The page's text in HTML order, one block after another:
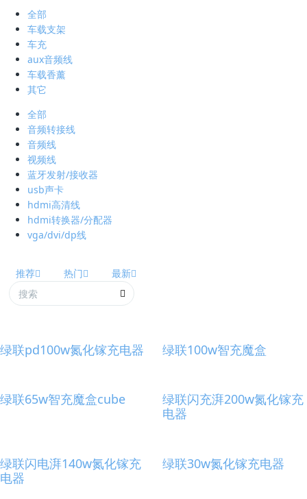
全部
车载支架
车充
aux音频线
车载香薰
其它
全部
音频转接线
音频线
视频线
蓝牙发射/接收器
usb声卡
hdmi高清线
hdmi转换器/分配器
vga/dvi/dp线
推荐 热门 最新
绿联pd100w氮化镓充电器 绿联100w智充魔盒
绿联65w智充魔盒cube
绿联闪充湃200w氮化镓充
电器
绿联闪电湃140w氮化镓充
电器
绿联30w氮化镓充电器